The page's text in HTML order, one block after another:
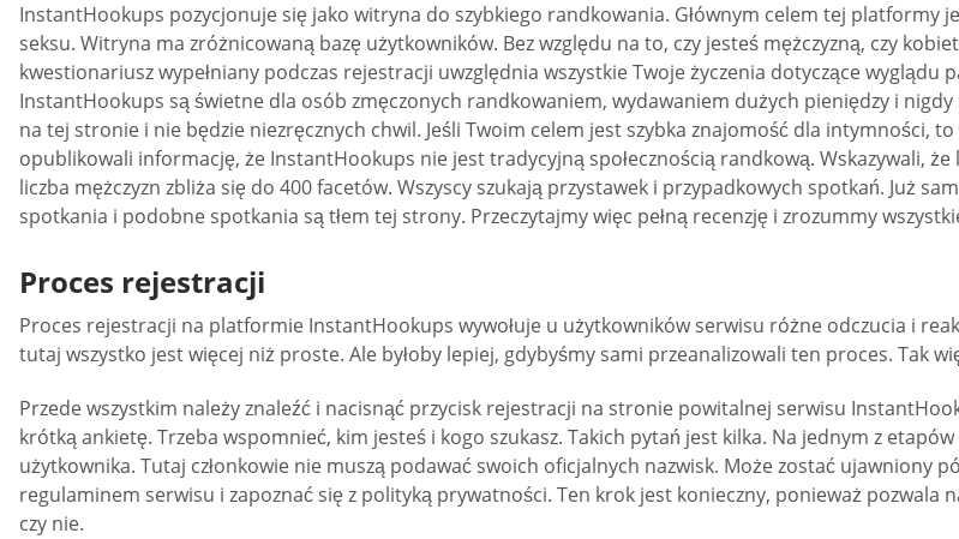
InstantHookups pozycjonuje się jako witryna do szybkiego randkowania. Głównym celem tej
seksu. Witryna ma zróżnicowaną bazę użytkowników. Bez względu na to, czy jesteś mężczyzną, czy
kwestionariusz wypełniany podczas rejestracji uwzględnia wszystkie Twoje życzenia dotyczące
InstantHookups są świetne dla osób zmęczonych randkowaniem, wydawaniem dużych pieniędzy i
na tej stronie i nie będzie niezręcznych chwil. Jeśli Twoim celem jest szybka znajomość dla intymności,
opublikowali informację, że InstantHookups nie jest tradycyjną społecznością randkową. Wskazywali,
liczba mężczyzn zbliża się do 400 facetów. Wszyscy szukają przystawek i przypadkowych spotkań. Już
spotkania i podobne spotkania są tłem tej strony. Przeczytajmy więc pełną recenzję i zrozummy
Proces rejestracji
Proces rejestracji na platformie InstantHookups wywołuje u użytkowników serwisu różne odczucia i
tutaj wszystko jest więcej niż proste. Ale byłoby lepiej, gdybyśmy sami przeanalizowali ten proces. Tak
Przede wszystkim należy znaleźć i nacisnąć przycisk rejestracji na stronie powitalnej serwisu
krótką ankietę. Trzeba wspomnieć, kim jesteś i kogo szukasz. Takich pytań jest kilka. Na jednym z
użytkownika. Tutaj członkowie nie muszą podawać swoich oficjalnych nazwisk. Może zostać ujawniony
regulaminem serwisu i zapoznać się z polityką prywatności. Ten krok jest konieczny, ponieważ pozwala
czy nie.